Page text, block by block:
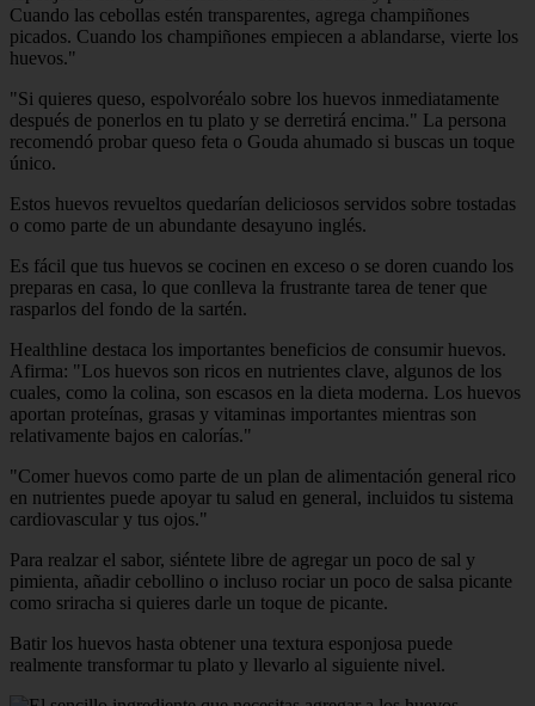
Cuando las cebollas estén transparentes, agrega champiñones
picados. Cuando los champiñones empiecen a ablandarse, vierte los
huevos."
"Si quieres queso, espolvoréalo sobre los huevos inmediatamente
después de ponerlos en tu plato y se derretirá encima." La persona
recomendó probar queso feta o Gouda ahumado si buscas un toque
único.
Estos huevos revueltos quedarían deliciosos servidos sobre tostadas
o como parte de un abundante desayuno inglés.
Es fácil que tus huevos se cocinen en exceso o se doren cuando los
preparas en casa, lo que conlleva la frustrante tarea de tener que
rasparlos del fondo de la sartén.
Healthline destaca los importantes beneficios de consumir huevos.
Afirma: "Los huevos son ricos en nutrientes clave, algunos de los
cuales, como la colina, son escasos en la dieta moderna. Los huevos
aportan proteínas, grasas y vitaminas importantes mientras son
relativamente bajos en calorías."
"Comer huevos como parte de un plan de alimentación general rico
en nutrientes puede apoyar tu salud en general, incluidos tu sistema
cardiovascular y tus ojos."
Para realzar el sabor, siéntete libre de agregar un poco de sal y
pimienta, añadir cebollino o incluso rociar un poco de salsa picante
como sriracha si quieres darle un toque de picante.
Batir los huevos hasta obtener una textura esponjosa puede
realmente transformar tu plato y llevarlo al siguiente nivel.